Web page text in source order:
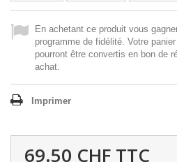
En achetant ce produit vous
programme de fidélité. Votre
pourront être convertis en bon de
achat.
Imprimer
69.50 CHF TTC